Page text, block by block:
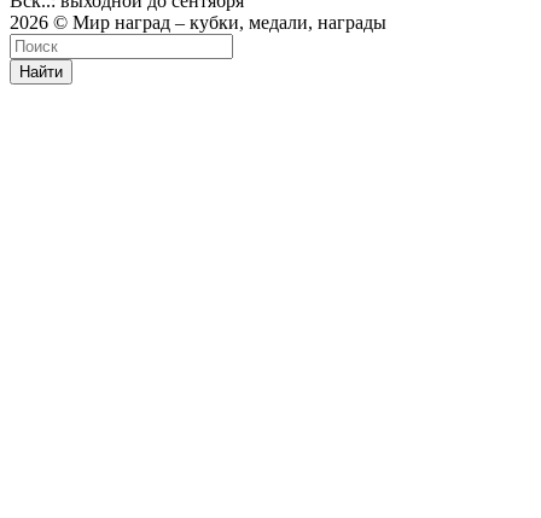
2026 © Мир наград – кубки, медали, награды
Найти